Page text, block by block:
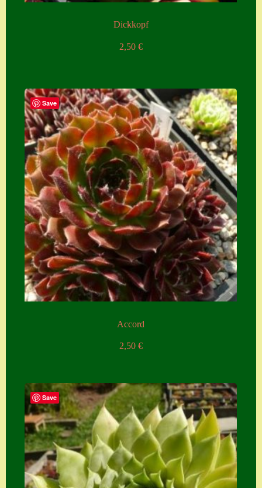
Dickkopf
2,50 €
Save
Accord
2,50 €
Save